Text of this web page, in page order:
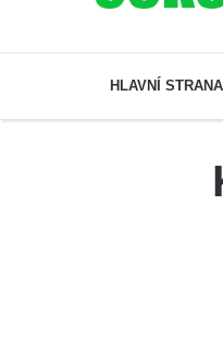
HLAVNÍ STRANA